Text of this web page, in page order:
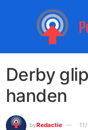
Derby
handen
byRedactie